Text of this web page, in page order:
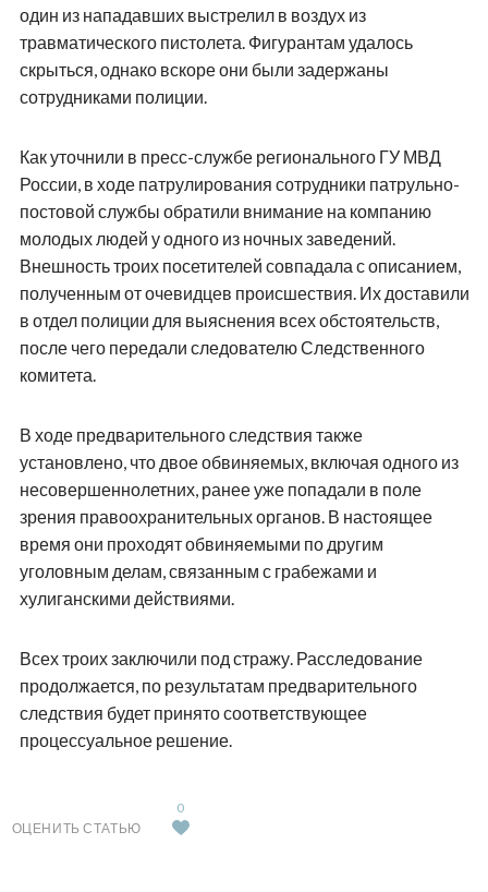
один из нападавших выстрелил в воздух из
травматического пистолета. Фигурантам удалось
скрыться, однако вскоре они были задержаны
сотрудниками полиции.
Как уточнили в пресс-службе регионального ГУ МВД
России, в ходе патрулирования сотрудники патрульно-
постовой службы обратили внимание на компанию
молодых людей у одного из ночных заведений.
Внешность троих посетителей совпадала с описанием,
полученным от очевидцев происшествия. Их доставили
в отдел полиции для выяснения всех обстоятельств,
после чего передали следователю Следственного
комитета.
В ходе предварительного следствия также
установлено, что двое обвиняемых, включая одного из
несовершеннолетних, ранее уже попадали в поле
зрения правоохранительных органов. В настоящее
время они проходят обвиняемыми по другим
уголовным делам, связанным с грабежами и
хулиганскими действиями.
Всех троих заключили под стражу. Расследование
продолжается, по результатам предварительного
следствия будет принято соответствующее
процессуальное решение.
ОЦЕНИТЬ СТАТЬЮ
0